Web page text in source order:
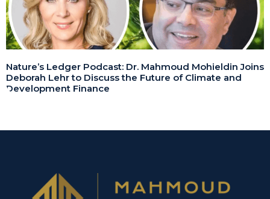
Nature’s Ledger Podcast: Dr. Mahmoud Mohieldin Joins
Deborah Lehr to Discuss the Future of Climate and
Development Finance